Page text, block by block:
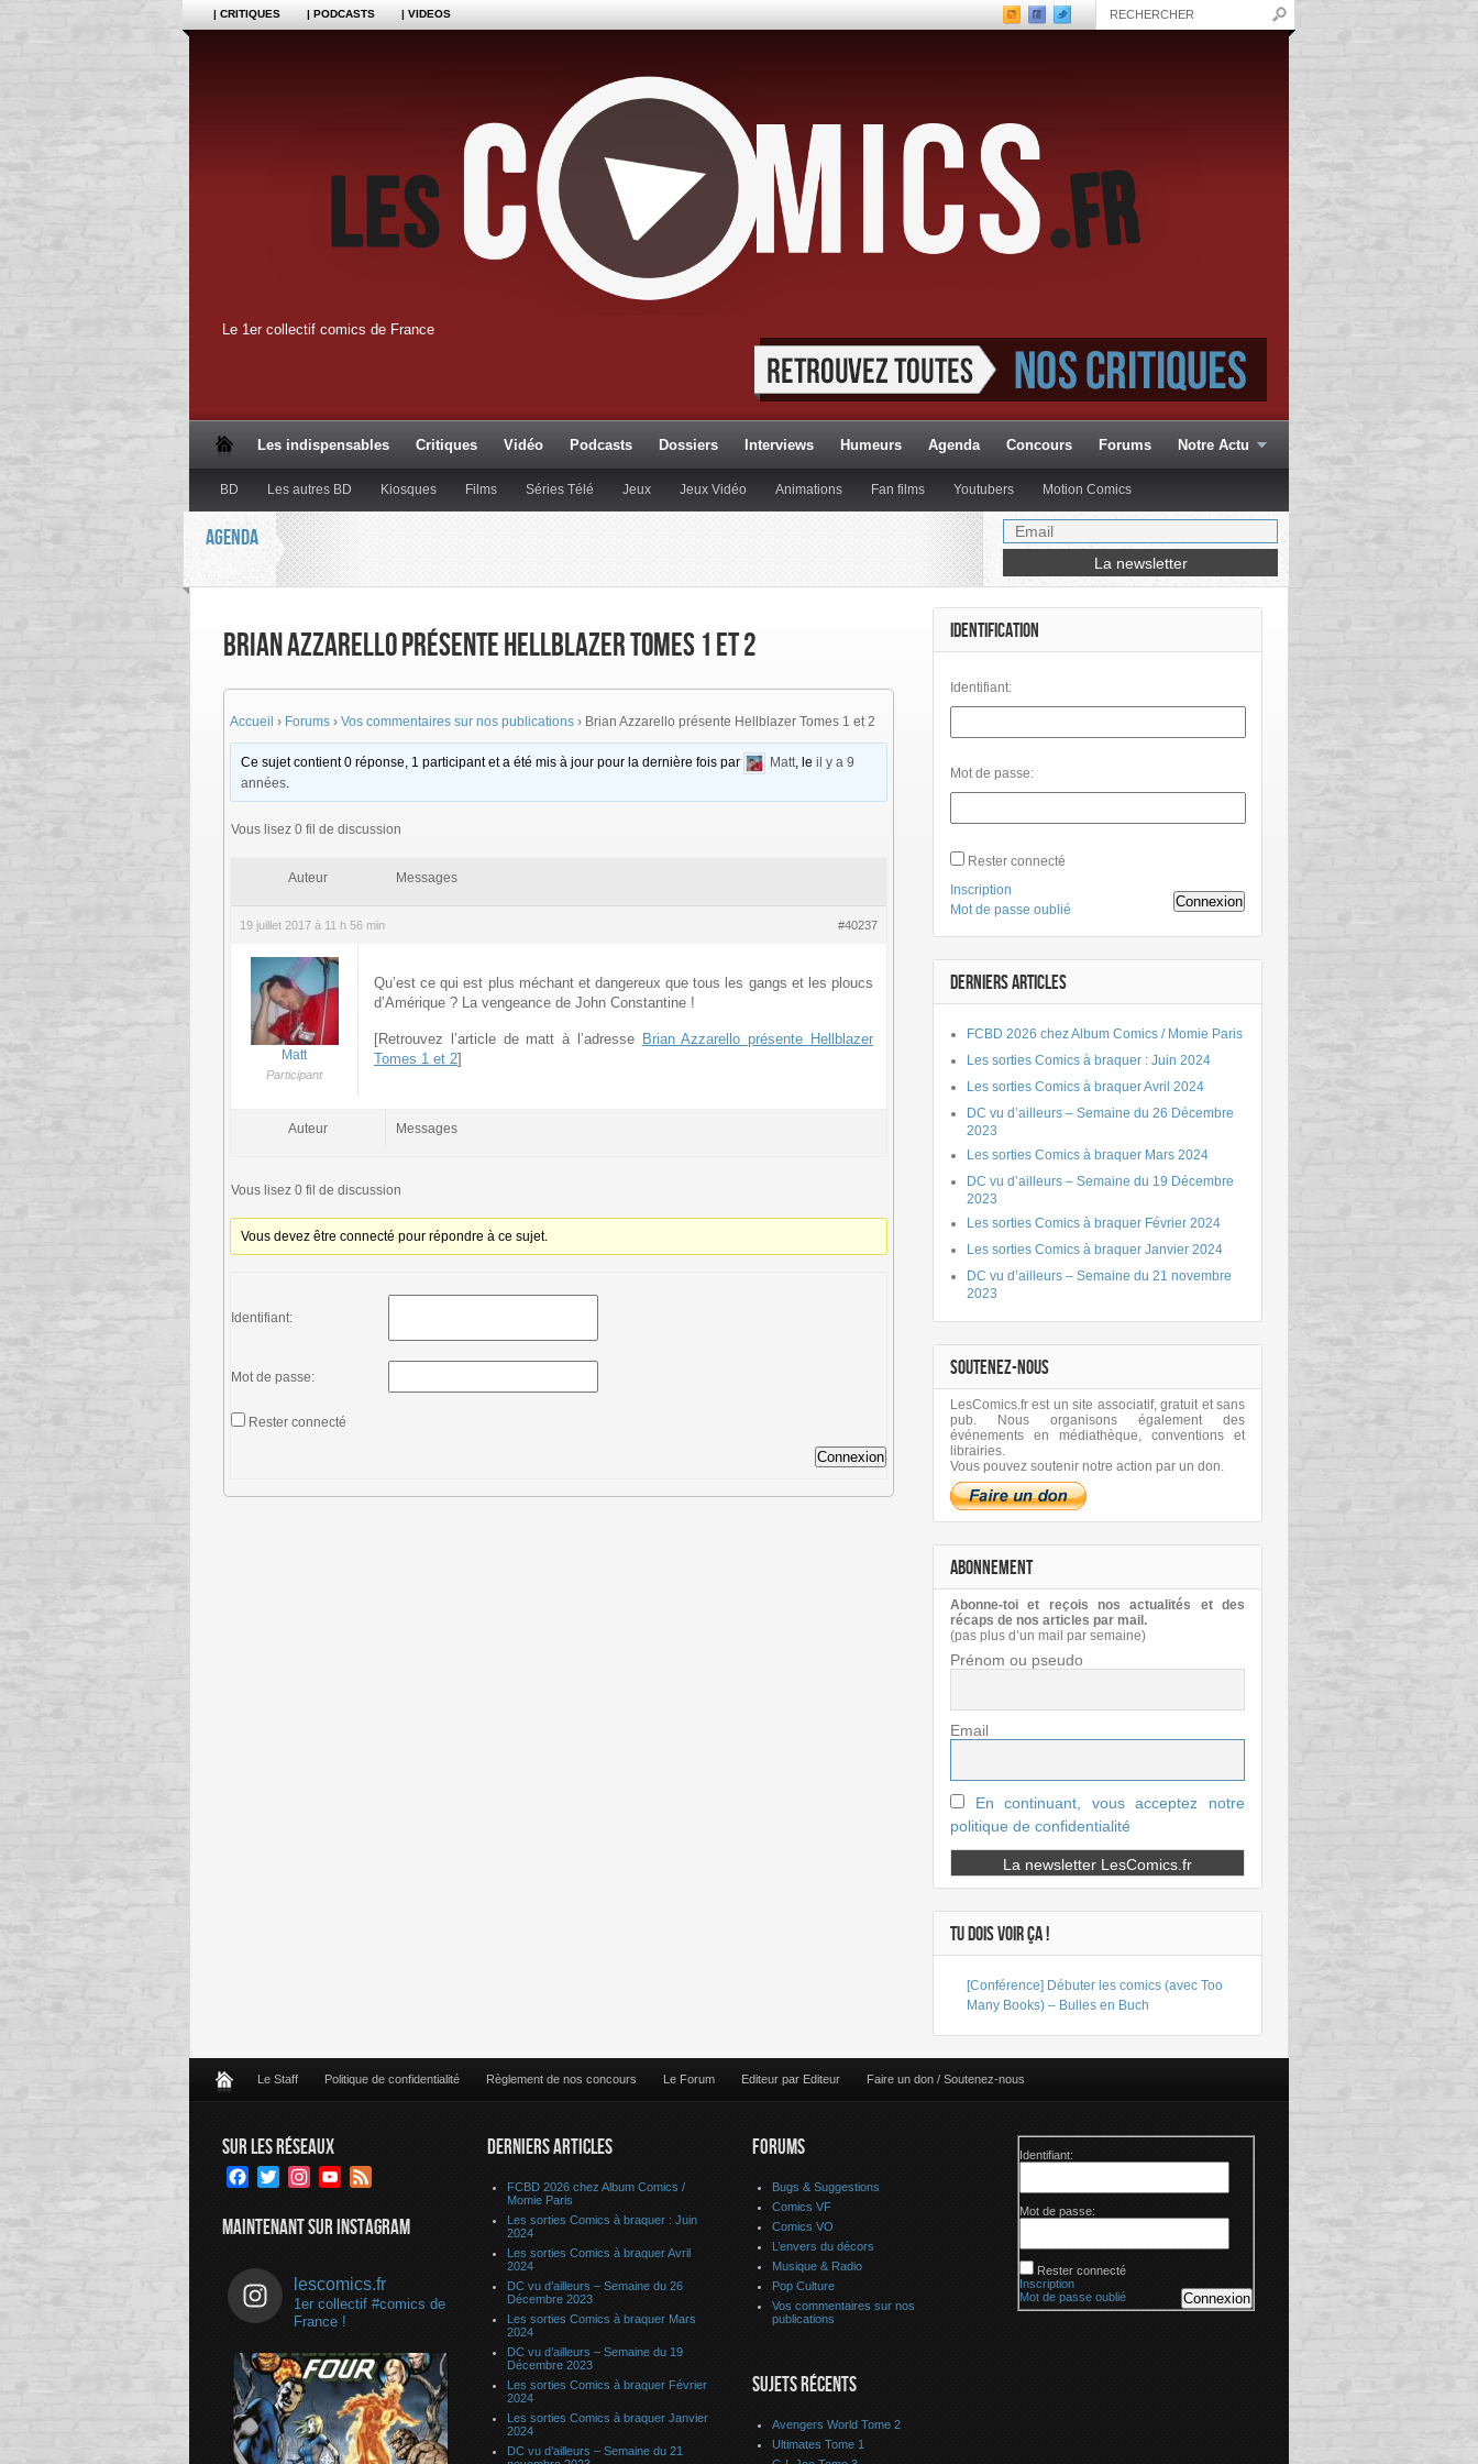
| CRITIQUES | PODCASTS | VIDEOS
Le 1er collectif comics de France
Les indispensables Critiques Vidéo Podcasts Dossiers Interviews Humeurs Agenda Concours Forums Notre Actu
BD Les autres BD Kiosques Films Séries Télé Jeux Jeux Vidéo Animations Fan films Youtubers Motion Comics
AGENDA
Brian Azzarello présente Hellblazer Tomes 1 et 2
Accueil › Forums › Vos commentaires sur nos publications › Brian Azzarello présente Hellblazer Tomes 1 et 2
Ce sujet contient 0 réponse, 1 participant et a été mis à jour pour la dernière fois par Matt, leil y a 9
années.
Vous lisez 0 fil de discussion
Auteur Messages
19 juillet 2017 à 11 h 56 min #40237
Matt
Participant
Qu’est ce qui est plus méchant et dangereux que tous les gangs et les ploucs
d’Amérique ? La vengeance de John Constantine !
[Retrouvez l’article de matt à l’adresse Brian Azzarello présente Hellblazer
Tomes 1 et 2]
Auteur Messages
Vous lisez 0 fil de discussion
Vous devez être connecté pour répondre à ce sujet.
Identifiant:
Mot de passe:
Rester connecté
Connexion
IDENTIFICATION
Identifiant:
Mot de passe:
Rester connecté
Connexion
Inscription
Mot de passe oublié
DERNIERS ARTICLES
FCBD 2026 chez Album Comics / Momie Paris
Les sorties Comics à braquer : Juin 2024
Les sorties Comics à braquer Avril 2024
DC vu d’ailleurs – Semaine du 26 Décembre
2023
Les sorties Comics à braquer Mars 2024
DC vu d’ailleurs – Semaine du 19 Décembre
2023
Les sorties Comics à braquer Février 2024
Les sorties Comics à braquer Janvier 2024
DC vu d’ailleurs – Semaine du 21 novembre
2023
SOUTENEZ-NOUS
LesComics.fr est un site associatif, gratuit et sans
pub. Nous organisons également des
événements en médiathèque, conventions et
librairies.
Vous pouvez soutenir notre action par un don.
ABONNEMENT
Abonne-toi et reçois nos actualités et des
récaps de nos articles par mail.
(pas plus d’un mail par semaine)
Prénom ou pseudo
Email
En continuant, vous acceptez notre
politique de confidentialité
TU DOIS VOIR ÇA !
[Conférence] Débuter les comics (avec Too
Many Books) – Bulles en Buch
Le Staff Politique de confidentialité Règlement de nos concours Le Forum Editeur par Editeur Faire un don / Soutenez-nous
SUR LES RÉSEAUX
Facebook
TwitterInstagramYouTube
MAINTENANT SUR INSTAGRAM
lescomics.fr
1er collectif #comics de
France !
DERNIERS ARTICLES
FCBD 2026 chez Album Comics /
Momie Paris
Les sorties Comics à braquer : Juin
2024
Les sorties Comics à braquer Avril
2024
DC vu d’ailleurs – Semaine du 26
Décembre 2023
Les sorties Comics à braquer Mars
2024
DC vu d’ailleurs – Semaine du 19
Décembre 2023
Les sorties Comics à braquer Février
2024
Les sorties Comics à braquer Janvier
2024
DC vu d’ailleurs – Semaine du 21
FORUMS
Bugs & Suggestions
Comics VF
Comics VO
L’envers du décors
Musique & Radio
Pop Culture
Vos commentaires sur nos
publications
SUJETS RÉCENTS
Avengers World Tome 2
Ultimates Tome 1
Identifiant:
Mot de passe:
Rester connecté
Connexion
Inscription
Mot de passe oublié